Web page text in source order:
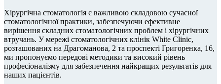
Хірургічна стоматологія є важливою складовою сучасної
стоматологічної практики, забезпечуючи ефективне
вирішення складних стоматологічних проблем і хірургічних
втручань. У мережі стоматологічних клінік White Clinic,
розташованих на Драгоманова, 2 та проспекті Григоренка, 16,
ми пропонуємо передові методики та високий рівень
професіоналізму для забезпечення найкращих результатів для
наших пацієнтів.